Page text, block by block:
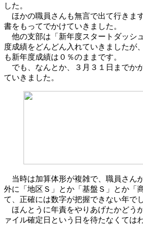
した。
ほかの職員さんも無言で出て行きま
書をもってでかけていきました。
他の支部は「新年度スタートダッシ
度成績をどんどん入れていきましたが
も新年度成績は０％のままです。
でも、なんとか、３月３１日までか
ていきました。
当時は加算体形が複雑で、職員さん
外に「地区Ｓ」とか「基盤Ｓ」とか「
て、正確には数字が把握できない年でし
ほんとうに年責をやりあげたかどう
ァイル確定日という日を待たなくては